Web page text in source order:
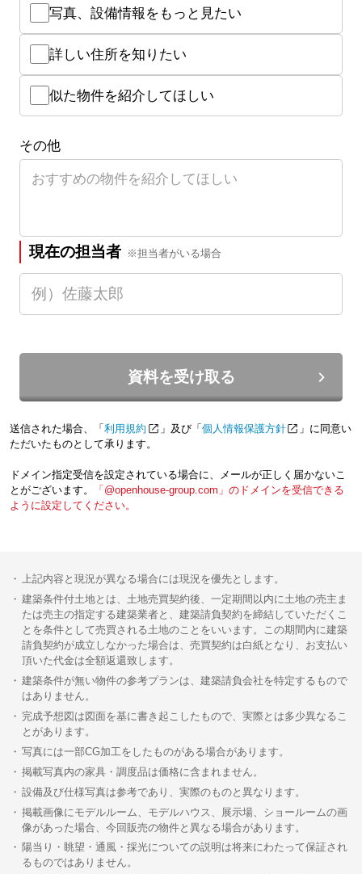
写真、設備情報をもっと見たい
詳しい住所を知りたい
似た物件を紹介してほしい
その他
現在の担当者 ※担当者がいる場合
資料を受け取る
送信された場合、「 利用規約 」及び「 個人情報保護方針
」に同意い
ただいたものとして承ります。
ドメイン指定受信を設定されている場合に、メールが正しく届かないこ
とがございます。
「@openhouse-group.com」のドメインを受信できる
ように設定してください。
上記内容と現況が異なる場合には現況を優先とします。
建築条件付土地とは、土地売買契約後、一定期間以内に土地の売主ま
たは売主の指定する建築業者と、建築請負契約を締結していただくこ
とを条件として売買される土地のことをいいます。この期間内に建築
請負契約が成立しなかった場合は、売買契約は白紙となり、お支払い
頂いた代金は全額返還致します。
建築条件が無い物件の参考プランは、建築請負会社を特定するもので
はありません。
完成予想図は図面を基に書き起こしたもので、実際とは多少異なるこ
とがあります。
写真には一部CG加工をしたものがある場合があります。
掲載写真内の家具・調度品は価格に含まれません。
設備及び仕様写真は参考であり、実際のものと異なります。
掲載画像にモデルルーム、モデルハウス、展示場、ショールームの画
像があった場合、今回販売の物件と異なる場合があります。
陽当り・眺望・通風・採光についての説明は将来にわたって保証され
るものではありません。